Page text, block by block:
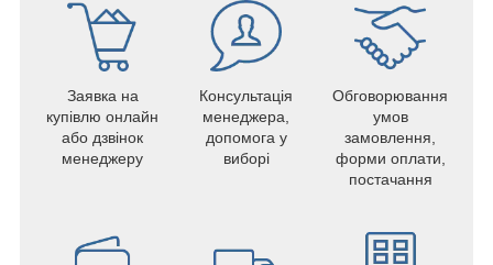
Заявка на
купівлю онлайн
або дзвінок
менеджеру
Консультація
менеджера,
допомога у
виборі
Обговорювання
умов
замовлення,
форми оплати,
постачання